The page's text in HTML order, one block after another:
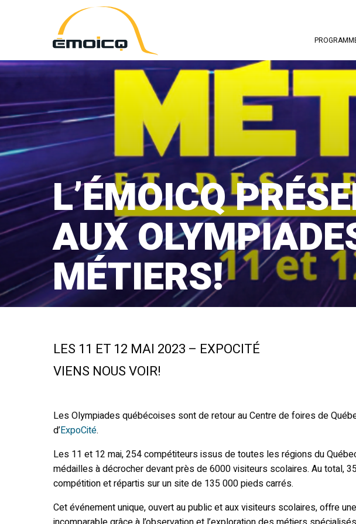
ÉMOICQ
L’ÉMOICQ
AUX
MÉTIERS!
LES 11 ET 12 MAI 2023 – EXPOCITÉ
VIENS NOUS VOIR!
Les Olympiades québécoises sont de retour au Centre de foires de
d’ExpoCité.
Les 11 et 12 mai, 254 compétiteurs issus de toutes les régions du
médailles à décrocher devant près de 6000 visiteurs scolaires. Au total,
compétition et répartis sur un site de 135 000 pieds carrés.
Cet événement unique, ouvert au public et aux visiteurs scolaires, offre